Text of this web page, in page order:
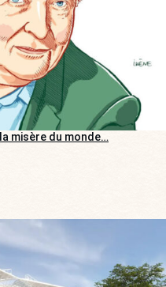
la misère du monde…